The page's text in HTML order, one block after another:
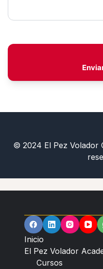
© 2024 El Pez Volador
Inicio
El Pez Volador
Cursos